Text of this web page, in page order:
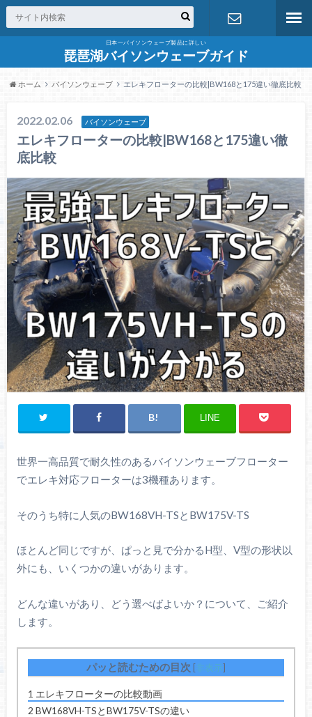
日本一バイソンウェーブ製品に詳しい
琵琶湖バイソンウェーブガイド
お問合せ
ホーム バイソンウェーブ エレキフローターの比較|BW168と175違い徹底比較
2022.02.06 バイソンウェーブ
エレキフローターの比較|BW168と175違い徹
底比較
LINE
世界一高品質で耐久性のあるバイソンウェーブフローター
でエレキ対応フローターは3機種あります。
そのうち特に人気のBW168VH-TSとBW175V-TS
ほとんど同じですが、ぱっと見で分かるH型、V型の形状以
外にも、いくつかの違いがあります。
どんな違いがあり、どう選べばよいか？について、ご紹介
します。
パッと読むための目次 [非表示]
1 エレキフローターの比較動画
2 BW168VH-TSとBW175V-TSの違い